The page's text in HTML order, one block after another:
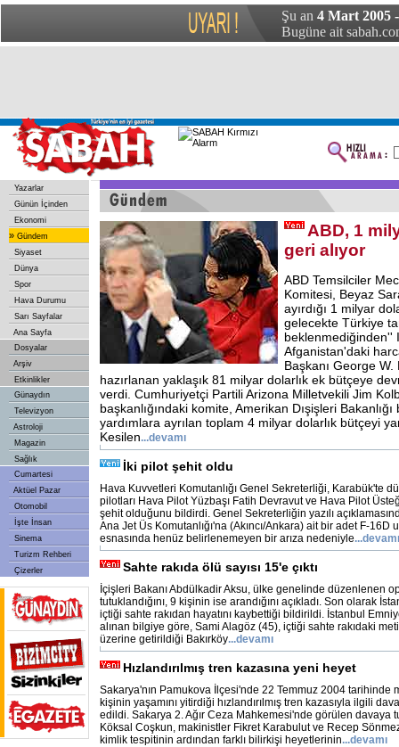
Şu an 4 Mart 2005
Bugüne ait
Yazarlar
Günün İçinden
Ekonomi
» Gündem
Siyaset
Dünya
Spor
Hava Durumu
Sarı Sayfalar
Ana Sayfa
Dosyalar
Arşiv
Etkinlikler
Günaydın
Televizyon
Astroloji
Magazin
Sağlık
Cumartesi
Aktüel Pazar
Otomobil
İşte İnsan
Sinema
Turizm Rehberi
Çizerler
ABD, 1
geri alıyor
ABD Temsilciler
Komitesi, Beyaz
ayırdığı 1 milyar
gelecekte Türkiye
beklenmediğinden''
Afganistan'daki
Başkanı George W.
hazırlanan yaklaşık 81 milyar dolarlık ek bütçeye
verdi. Cumhuriyetçi Partili Arizona Milletvekili Jim
başkanlığındaki komite, Amerikan Dışişleri Bakanlığı
yardımlara ayrılan toplam 4 milyar dolarlık bütçeyi
Kesilen...devamı
İki pilot şehit oldu
Hava Kuvvetleri Komutanlığı Genel Sekreterliği, Karabük'te
pilotları Hava Pilot Yüzbaşı Fatih Devravut ve Hava Pilot
şehit olduğunu bildirdi. Genel Sekreterliğin yazılı
Ana Jet Üs Komutanlığı'na (Akıncı/Ankara) ait bir adet F-16D
esnasında henüz belirlenemeyen bir arıza nedeniyle...devamı
Sahte rakıda ölü sayısı 15'e çıktı
İçişleri Bakanı Abdülkadir Aksu, ülke genelinde düzenlenen
tutuklandığını, 9 kişinin ise arandığını açıkladı. Son olarak
içtiği sahte rakıdan hayatını kaybettiği bildirildi. İstanbul
alınan bilgiye göre, Sami Alagöz (45), içtiği sahte rakıdaki
üzerine getirildiği Bakırköy...devamı
Hızlandırılmış tren kazasına yeni heyet
Sakarya'nın Pamukova İlçesi'nde 22 Temmuz 2004 tarihinde
kişinin yaşamını yitirdiği hızlandırılmış tren kazasıyla ilgili
edildi. Sakarya 2. Ağır Ceza Mahkemesi'nde görülen davaya
Köksal Coşkun, makinistler Fikret Karabulut ve Recep
kimlik tespitinin ardından farklı bilirkişi heyetlerinin...devamı